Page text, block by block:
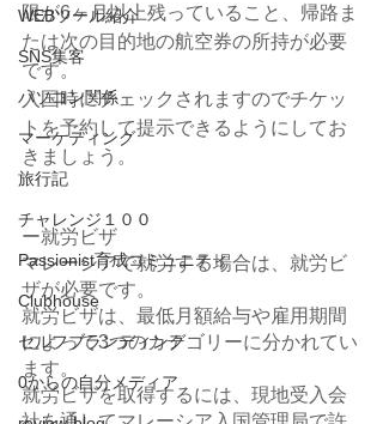
WEBツール紹介
SNS集客
パソコン関係
マーケティング
旅行記
チャレンジ１００
Passionist育成コミュニティ
Clubhouse
セルフブランディング
0からの自分メディア
限が6ヶ月以上残っていること、帰路ま
たは次の目的地の航空券の所持が必要
です。
入国時にチェックされますのでチケッ
トを予約して提示できるようにしてお
きましょう。
ー就労ビザ
マレーシアで就労する場合は、就労ビ
ザが必要です。
就労ビザは、最低月額給与や雇用期間
によって3つのカテゴリーに分かれてい
ます。
就労ビザを取得するには、現地受入会